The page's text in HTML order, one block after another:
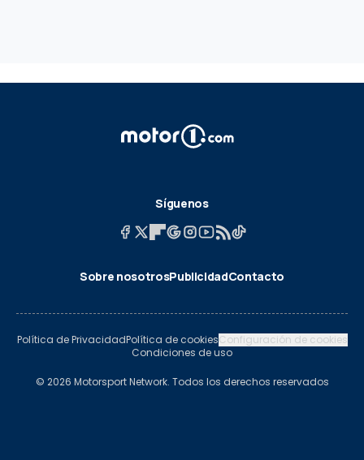
Síguenos
Sobre nosotrosPublicidadContacto
Política de PrivacidadPolítica de cookiesConfiguración de cookies
Condiciones de uso
© 2026 Motorsport Network. Todos los derechos reservados